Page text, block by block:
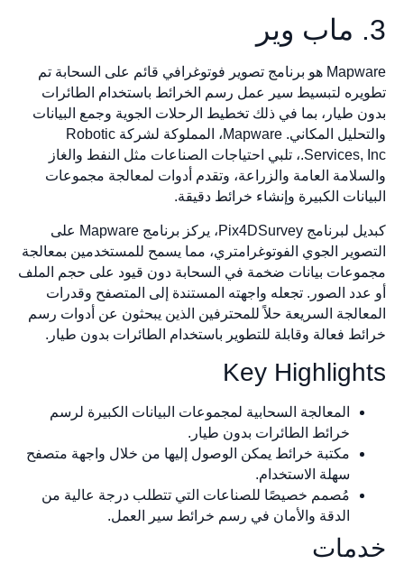
Mapware هو برنامج تصوير فوتوغرافي قائم على السحابة تم
لتبسيط سير عمل رسم الخرائط باستخدام الطائرات
طيار، بما في ذلك تخطيط الرحلات الجوية وجمع البيانات
والتحليل المكاني. Mapware، المملوكة لشركة Robotic
Services, Inc.، تلبي احتياجات الصناعات مثل النفط والغاز
العامة والزراعة، وتقدم أدوات لمعالجة مجموعات
الكبيرة وإنشاء خرائط دقيقة.
كبديل لبرنامج Pix4DSurvey، يركز برنامج Mapware على
الجوي الفوتوغرامتري، مما يسمح للمستخدمين بمعالجة
بيانات ضخمة في السحابة دون قيود على حجم الملف
الصور. تجعله واجهته المستندة إلى المتصفح وقدرات
السريعة حلاً للمحترفين الذين يبحثون عن أدوات رسم
فعالة وقابلة للتطوير باستخدام الطائرات بدون طيار.
Key
المعالجة السحابية لمجموعات البيانات الكبيرة لرسم
خرائط الطائرات بدون طيار.
مكتبة خرائط يمكن الوصول إليها من خلال واجهة متصفح
سهلة الاستخدام.
مُصمم خصيصًا للصناعات التي تتطلب درجة عالية من
الدقة والأمان في رسم خرائط سير العمل.